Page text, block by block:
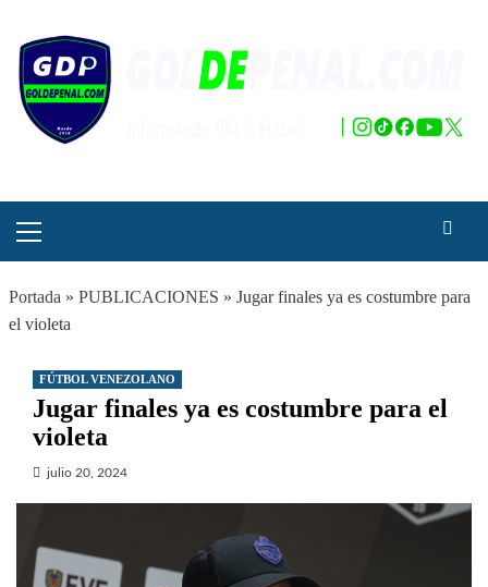
contenido
principal
Portada » PUBLICACIONES » Jugar finales ya es costumbre para
el violeta
FÚTBOL VENEZOLANO
Jugar finales ya es costumbre para el
violeta
julio 20, 2024